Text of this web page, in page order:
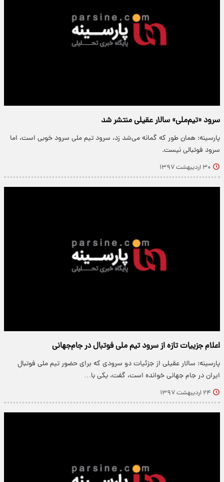
سرود «تیم‌ملی» سالار عقیلی منتشر شد
پارسینه: همان طور که گمانه می‌شد زد، سرود تیم ملی سرود خوبی است، اما
سرود فوتبالی نیست.
۳۰ اردیبهشت ۱۳۹۷
اعلام جزییات تازه از سرود تیم ملی فوتبال در جام‌جهانی
پارسینه: سالار عقیلی از جزئیات دو سرودی که برای حضور تیم ملی فوتبال
ایران در جام جهانی خوانده است، گفت، یکی با…
۲۴ اردیبهشت ۱۳۹۷